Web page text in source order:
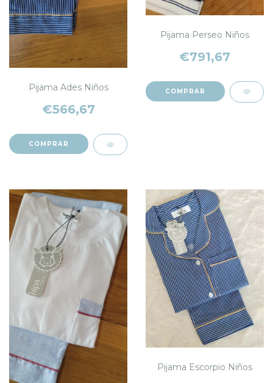
Pijama Ades Niños
€566,67
COMPRAR
Pijama Perseo Niños
€791,67
COMPRAR
Pijama Escorpio Niños